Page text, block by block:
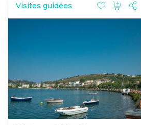
Visites guidées